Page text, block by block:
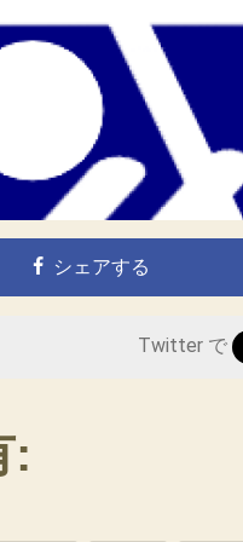
シェアする
Twitter で
: